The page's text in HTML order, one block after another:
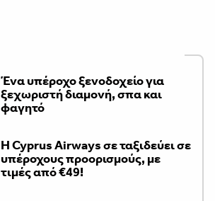
Ένα υπέροχο ξενοδοχείο για
ξεχωριστή διαμονή, σπα και
φαγητό
H Cyprus Airways σε ταξιδεύει σε
υπέροχους προορισμούς, με
τιμές από €49!